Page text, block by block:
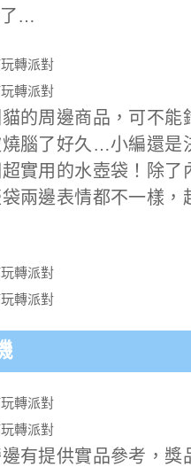
了…
的周邊商品，可不能
腦了好久…小編還是
實用的水壺袋！除了
兩邊表情都不一樣，
有提供實品參考，獎